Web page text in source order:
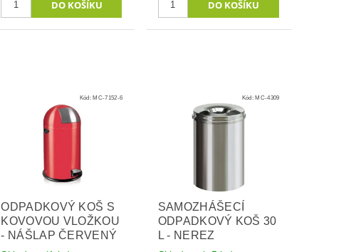
Kód:MC-7152-6
ODPADKOVÝ KOŠ S
KOVOVOU VLOŽKOU
- NÁŠLAP ČERVENÝ
Kód:MC-4309
SAMOZHÁŠECÍ
ODPADKOVÝ KOŠ 30
L - NEREZ